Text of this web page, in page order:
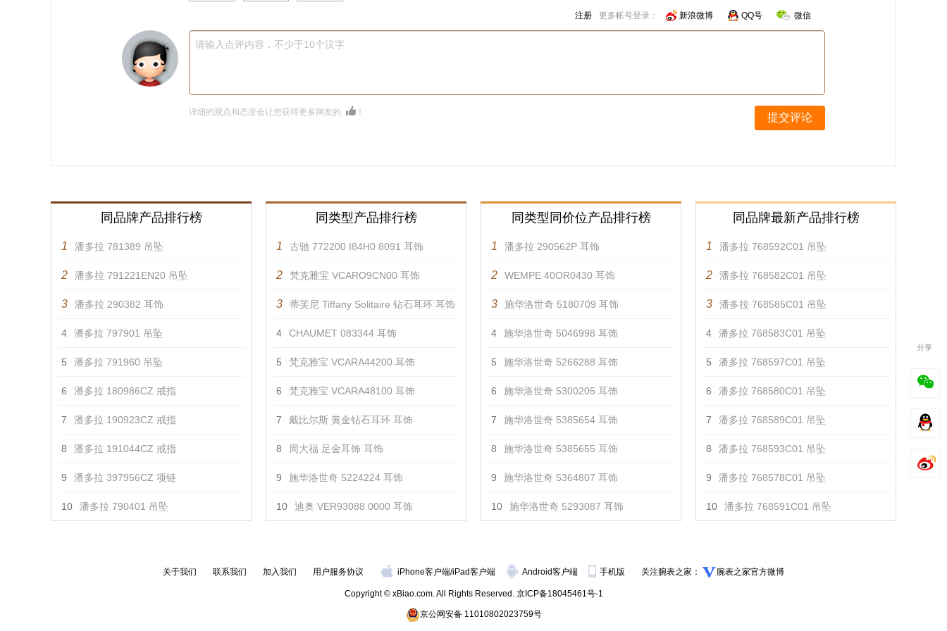
注册 更多帐号登录： 新浪微博 QQ号 微信
请输入点评内容，不少于10个汉字
详细的观点和态度会让您获得更多网友的 ！ 提交评论
同品牌产品排行榜
1 潘多拉 781389 吊坠
2 潘多拉 791221EN20 吊坠
3 潘多拉 290382 耳饰
4 潘多拉 797901 吊坠
5 潘多拉 791960 吊坠
6 潘多拉 180986CZ 戒指
7 潘多拉 190923CZ 戒指
8 潘多拉 191044CZ 戒指
9 潘多拉 397956CZ 项链
10 潘多拉 790401 吊坠
同类型产品排行榜
1 古驰 772200 I84H0 8091 耳饰
2 梵克雅宝 VCARO9CN00 耳饰
3 蒂芙尼 Tiffany Solitaire 钻石耳环 耳饰
4 CHAUMET 083344 耳饰
5 梵克雅宝 VCARA44200 耳饰
6 梵克雅宝 VCARA48100 耳饰
7 戴比尔斯 黄金钻石耳环 耳饰
8 周大福 足金耳饰 耳饰
9 施华洛世奇 5224224 耳饰
10 迪奥 VER93088 0000 耳饰
同类型同价位产品排行榜
1 潘多拉 290562P 耳饰
2 WEMPE 40OR0430 耳饰
3 施华洛世奇 5180709 耳饰
4 施华洛世奇 5046998 耳饰
5 施华洛世奇 5266288 耳饰
6 施华洛世奇 5300205 耳饰
7 施华洛世奇 5385654 耳饰
8 施华洛世奇 5385655 耳饰
9 施华洛世奇 5364807 耳饰
10 施华洛世奇 5293087 耳饰
同品牌最新产品排行榜
1 潘多拉 768592C01 吊坠
2 潘多拉 768582C01 吊坠
3 潘多拉 768585C01 吊坠
4 潘多拉 768583C01 吊坠
5 潘多拉 768597C01 吊坠
6 潘多拉 768580C01 吊坠
7 潘多拉 768589C01 吊坠
8 潘多拉 768593C01 吊坠
9 潘多拉 768578C01 吊坠
10 潘多拉 768591C01 吊坠
关于我们 联系我们 加入我们 用户服务协议 iPhone客户端/iPad客户端 Android客户端 手机版 关注腕表之家： 腕表之家官方微博
Copyright © xBiao.com. All Rights Reserved. 京ICP备18045461号-1
京公网安备 11010802023759号
分享